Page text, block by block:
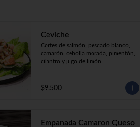
crema, cebollín apanado en panko
Katsu Roll (10) Pollo, queso crema,
cebollín, apanado en panko.
Ceviche
Cortes de salmón, pescado blanco,
camarón, cebolla morada, pimentón,
cilantro y jugo de limón.
$9.500
Empanada Camaron Queso